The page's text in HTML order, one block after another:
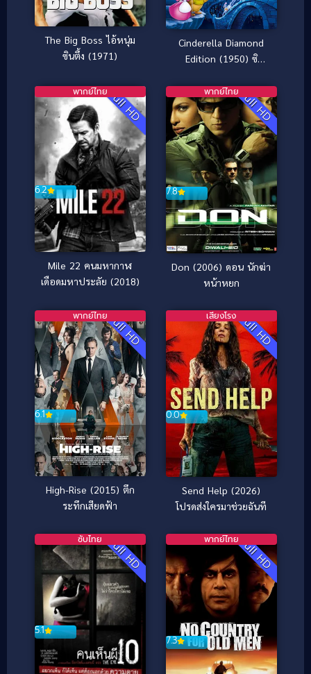
The Big Boss ไอ้หนุ่ม
ซินตึ้ง (1971)
Cinderella Diamond
Edition (1950) ซิ
Full HD
6.2
พากย์ไทย
Mile 22 คนมหากาฬ
เดือดมหาประลัย (2018)
Full HD
7.8
พากย์ไทย
Don (2006) ดอน นักฆ่า
หน้าหยก
Full HD
6.1
พากย์ไทย
High-Rise (2015) ตึก
ระทึกเสียดฟ้า
Full HD
0.0
เสียงโรง
Send Help (2026)
โปรดส่งใครมาช่วยฉันที
Full HD
5.1
ซับไทย Full HD
7.3
พากย์ไทย